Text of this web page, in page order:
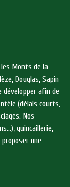
Monts de la
Douglas, Sapin
développer afin de
(délais courts,
Nos
quincaillerie,
une